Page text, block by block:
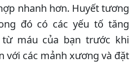
nhanh hơn. Huyết tương
đó có các yếu tố tăng
máu của bạn trước khi
với các mảnh xương và đặt